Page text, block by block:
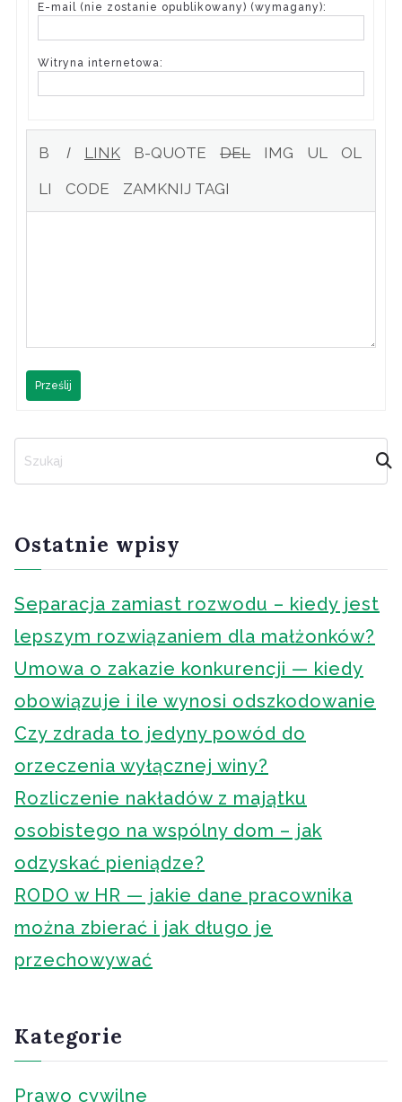
E-mail (nie zostanie opublikowany) (wymagany):
Witryna internetowa:
Prześlij
a
Ostatnie wpisy
Separacja zamiast rozwodu – kiedy jest
lepszym rozwiązaniem dla małżonków?
Umowa o zakazie konkurencji — kiedy
obowiązuje i ile wynosi odszkodowanie
Czy zdrada to jedyny powód do
orzeczenia wyłącznej winy?
Rozliczenie nakładów z majątku
osobistego na wspólny dom – jak
odzyskać pieniądze?
RODO w HR — jakie dane pracownika
można zbierać i jak długo je
przechowywać
Kategorie
Prawo cywilne